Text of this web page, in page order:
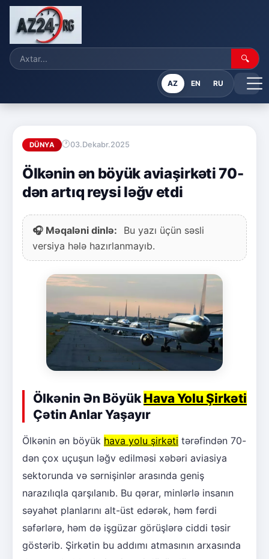
🔍
AZ EN RU
DÜNYA 03.Dekabr.2025
Ölkənin ən böyük aviaşirkəti 70-
dən artıq reysi ləğv etdi
🎧 Məqaləni dinlə:
Bu yazı üçün səsli
versiya hələ hazırlanmayıb.
Ölkənin Ən Böyük Hava Yolu Şirkəti
Çətin Anlar Yaşayır
Ölkənin ən böyük hava yolu şirkəti tərəfindən 70-
dən çox uçuşun ləğv edilməsi xəbəri aviasiya
sektorunda və sərnişinlər arasında geniş
narazılıqla qarşılanıb. Bu qərar, minlərlə insanın
səyahət planlarını alt-üst edərək, həm fərdi
səfərlərə, həm də işgüzar görüşlərə ciddi təsir
göstərib. Şirkətin bu addımı atmasının arxasında